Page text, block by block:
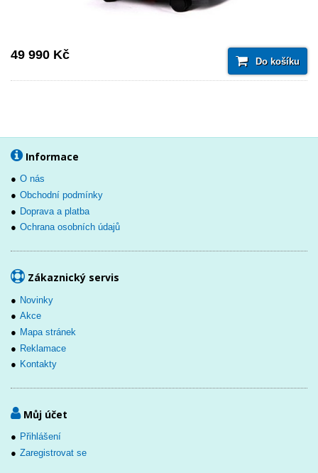
49 990 Kč Do košíku
Informace
O nás
Obchodní podmínky
Doprava a platba
Ochrana osobních údajů
Zákaznický servis
Novinky
Akce
Mapa stránek
Reklamace
Kontakty
Můj účet
Přihlášení
Zaregistrovat se